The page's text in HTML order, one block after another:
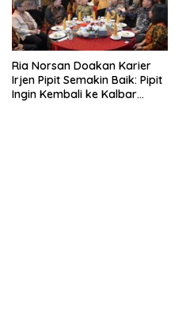
Ria Norsan Doakan Karier
Irjen Pipit Semakin Baik: Pipit
Ingin Kembali ke Kalbar